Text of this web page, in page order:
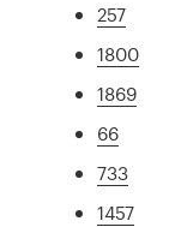
257
1800
1869
66
733
1457